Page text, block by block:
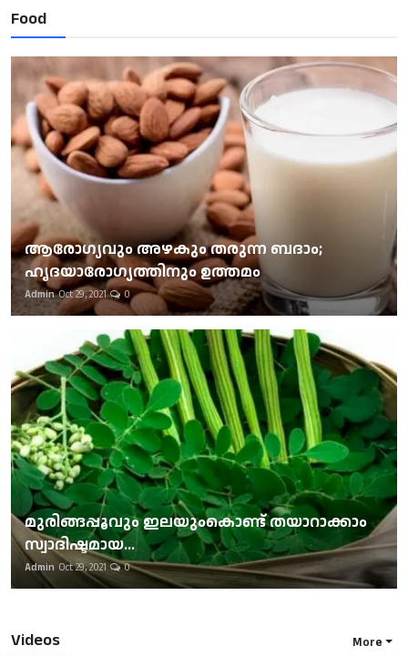
Food
ആരോഗ്യവും അഴകും തരുന്ന ബദാം;
ഹൃദയാരോഗ്യത്തിനും ഉത്തമം
Admin Oct 29, 2021 0
മുരിങ്ങപ്പൂവും ഇലയുംകൊണ്ട് തയാറാക്കാം
സ്വാദിഷ്ടമായ...
Admin Oct 29, 2021 0
Videos More